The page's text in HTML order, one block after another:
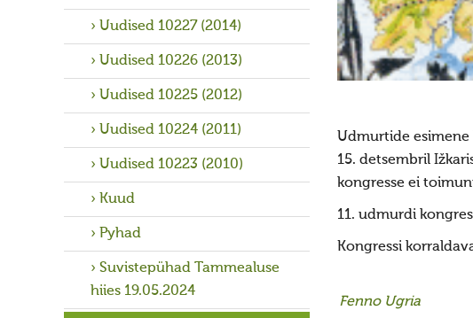
Uudised 10227 (2014)
Uudised 10226 (2013)
Uudised 10225 (2012)
Uudised 10224 (2011)
Uudised 10223 (2010)
Kuud
Pyhad
Suvistepühad Tammealuse
hiies 19.05.2024
Udmurtide esimene
15. detsembril
kongresse ei
11. udmurdi
Kongressi
Fenno Ugria